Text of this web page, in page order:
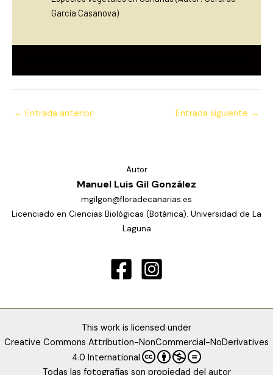
García Casanova)
← Entrada anterior Entrada siguiente →
Autor
Manuel Luis Gil González
mgilgon@floradecanarias.es
Licenciado en Ciencias Biológicas (Botánica). Universidad de La
Laguna
This work is licensed under
Creative Commons Attribution-NonCommercial-NoDerivatives
4.0 International
Todas las fotografías son propiedad del autor